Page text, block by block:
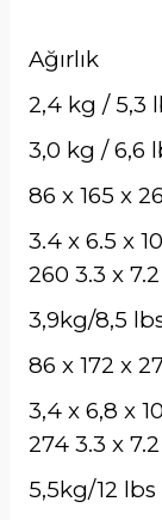
Ağırlık
2,4 kg / 5,3
3,0 kg / 6,6
86 x 165 x
3.4 x 6.5 x
260 3.3 x
3,9kg/8,5
86 x 172 x
3,4 x 6,8 x
274 3.3 x
5,5kg/12 lbs